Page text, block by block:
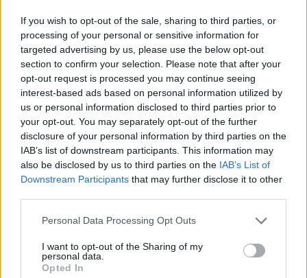
If you wish to opt-out of the sale, sharing to third parties, or
processing of your personal or sensitive information for
targeted advertising by us, please use the below opt-out
section to confirm your selection. Please note that after your
opt-out request is processed you may continue seeing
interest-based ads based on personal information utilized by
us or personal information disclosed to third parties prior to
your opt-out. You may separately opt-out of the further
disclosure of your personal information by third parties on the
IAB’s list of downstream participants. This information may
also be disclosed by us to third parties on the IAB’s List of
Downstream Participants that may further disclose it to other
Personal Data Processing Opt Outs
I want to opt-out of the Sharing of my
personal data.
Opted In
keičiama pakuotė.
Įvertinus pritaikytas nuolaidas stebime, kad
apie 650 vaistų priemoka ženkliai sumažėjo,
apie 1105 priemoka išliko nepakitusi. Kainyne
iš tiesų yra vaistų, kuriems priemoka
neženkliai didėja. Ne daugiau nei 1 euru
vidutiniškai priemoka didėjo apie 200
vaistų.
Dauguma šių vaistų priklauso sudėtinių
vaistų kategorijai, gaminami tik 2 gamintojų